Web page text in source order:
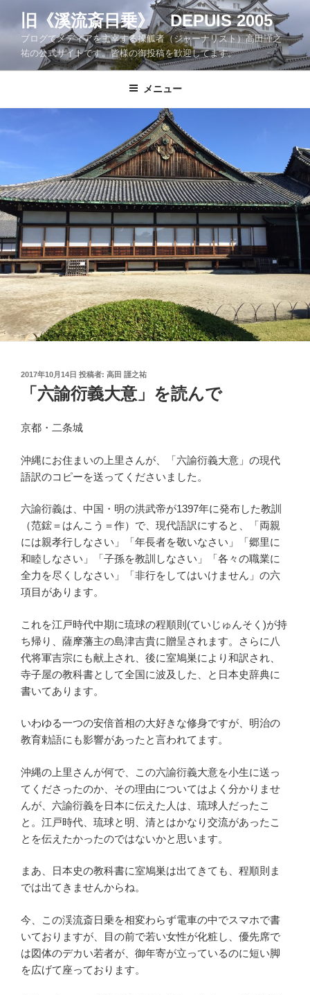
ツ
ス
旧《溪流斎日乗》 DEPUIS 2005
ブログでメディアを主宰する操觚者（ジャーナリスト）高田謹之
祐の公式サイトです。皆様の御投稿を歓迎してます。
メニュー
投
2017年10月14日 投稿者: 高田 謹之祐
「六諭衍義大意」を読んで
京都・二条城
沖縄にお住まいの上里さんが、「六諭衍義大意」の現代
語訳のコピーを送ってくださいました。
六諭衍義は、中国・明の洪武帝が1397年に発布した教訓
（范鋐＝はんこう＝作）で、現代語訳にすると、「両親
には親孝行しなさい」「年長者を敬いなさい」「郷里に
和睦しなさい」「子孫を教訓しなさい」「各々の職業に
全力を尽くしなさい」「非行をしてはいけません」の六
項目があります。
これを江戸時代中期に琉球の程順則(ていじゅんそく)が持
ち帰り、薩摩藩主の島津吉貴に贈呈されます。さらに八
代将軍吉宗にも献上され、後に室鳩巣により和訳され、
寺子屋の教科書として全国に波及した、と日本史辞典に
書いてあります。
いわゆる一つの安倍首相の大好きな修身ですが、明治の
教育勅語にも影響があったと言われてます。
沖縄の上里さんが何で、この六諭衍義大意を小生に送っ
てくださったのか、その理由についてはよく分かりませ
んが、六諭衍義を日本に伝えた人は、琉球人だったこ
と。江戸時代、琉球と明、清とはかなり交流があったこ
とを伝えたかったのではないかと思います。
まあ、日本史の教科書に室鳩巣は出てきても、程順則ま
では出てきませんからね。
今、この渓流斎日乗を相変わらず電車の中でスマホで書
いておりますが、目の前で若い女性が化粧し、優先席で
は図体のデカい若者が、御年寄が立っているのに短い脚
を広げて座っております。